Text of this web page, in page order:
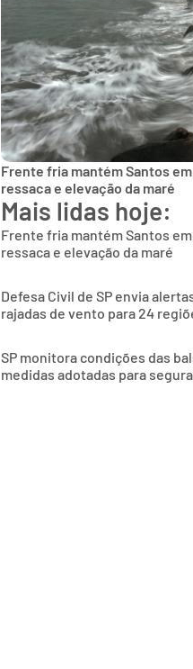
Frente fria mantém Santos
ressaca e elevação da maré
Mais lidas hoje:
Frente fria mantém Santos
ressaca e elevação da maré
Defesa Civil de SP envia
rajadas de vento para 24
SP monitora condições das
medidas adotadas para